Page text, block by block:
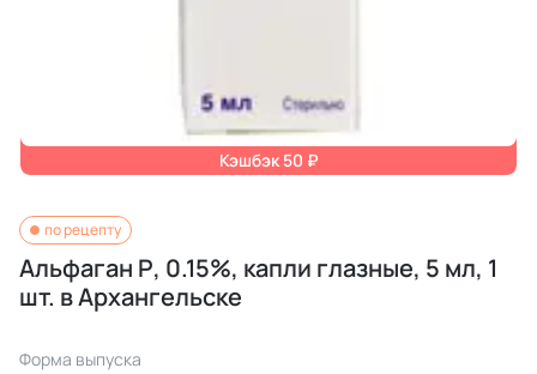
Кэшбэк 50 ₽
по рецепту
Альфаган Р, 0.15%, капли глазные, 5 мл, 1
шт. в Архангельске
Форма выпуска